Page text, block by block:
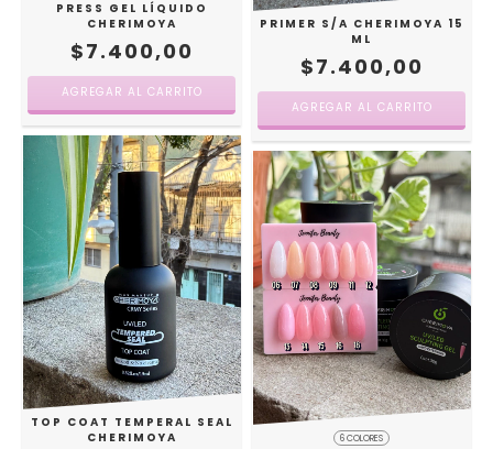
PRESS GEL LÍQUIDO
CHERIMOYA
$7.400,00
PRIMER S/A CHERIMOYA 15
ML
$7.400,00
TOP COAT TEMPERAL SEAL
CHERIMOYA
6 COLORES